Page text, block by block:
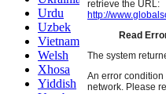
Urdu
Uzbek
Vietnamese
Welsh
Xhosa
Yiddish